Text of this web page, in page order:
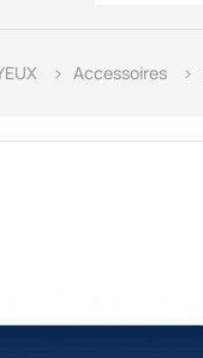
Accessoires